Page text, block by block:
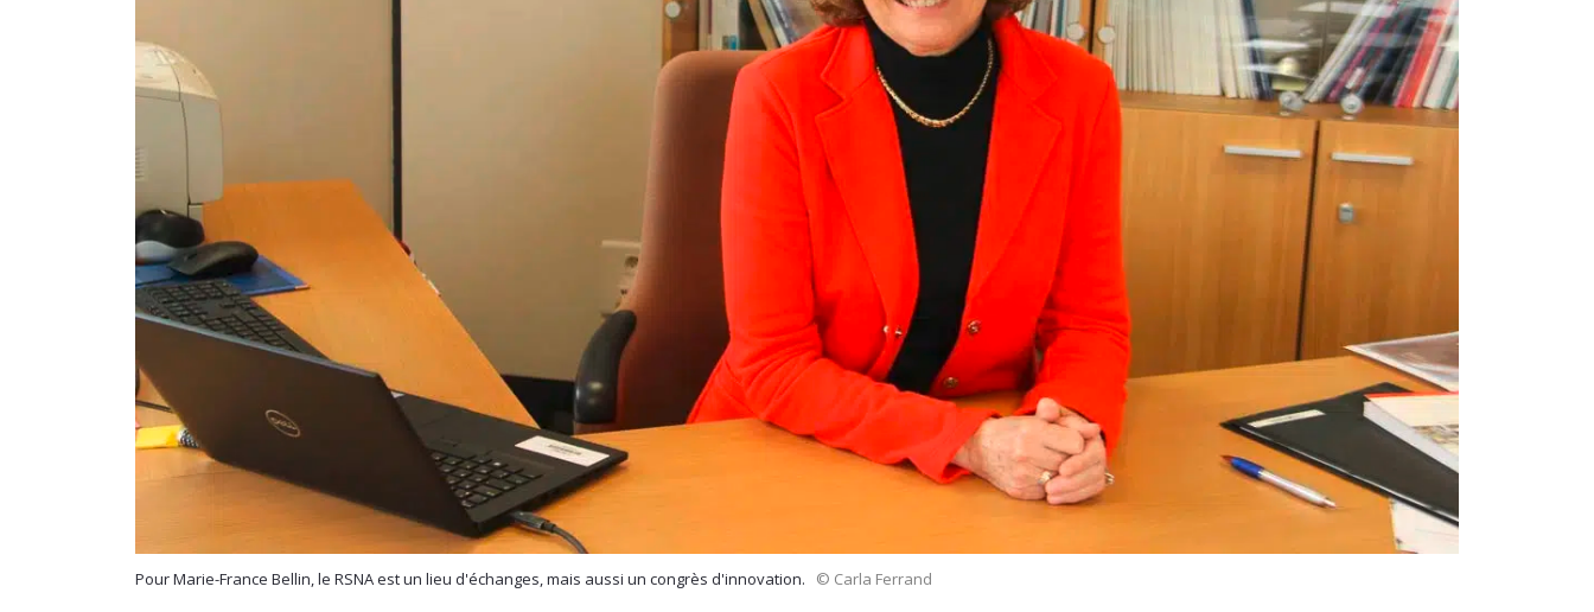
Pour Marie-France Bellin, le RSNA est un lieu d'échanges, mais aussi un congrès d'innovation. © Carla Ferrand